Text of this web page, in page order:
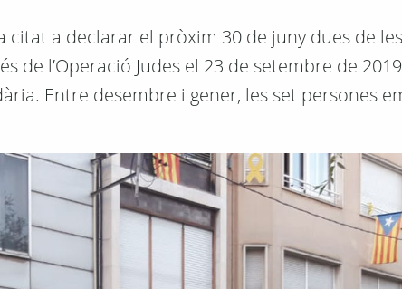
a declarar el pròxim 30 de juny dues de
l’Operació Judes el 23 de setembre de
Entre desembre i gener, les set persones